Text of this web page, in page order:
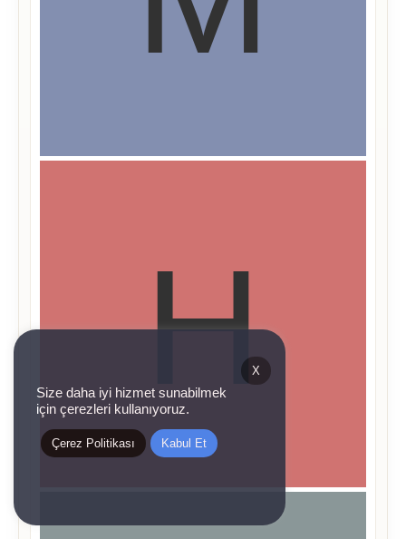
X
Size daha iyi hizmet sunabilmek
için çerezleri kullanıyoruz.
Çerez Politikası Kabul Et